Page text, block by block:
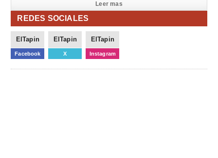
Leer mas
REDES SOCIALES
ElTapin
Facebook
ElTapin
X
ElTapin
Instagram